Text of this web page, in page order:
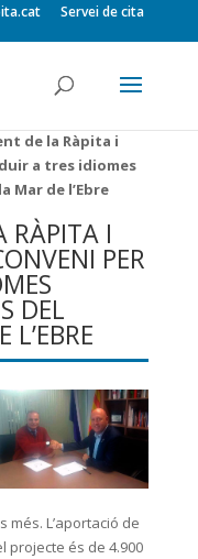
Servei de cita
de la Ràpita i
a tres idiomes
Mar de l’Ebre
RÀPITA I
PER
DEL
més. L’aportació de
projecte és de 4.900